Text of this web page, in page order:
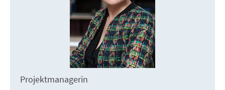
Projektmanagerin